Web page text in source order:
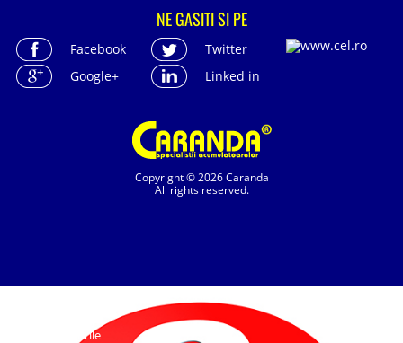
Copyright © 2026 Caranda
All rights reserved.
NE GASITI SI PE
Facebook
Twitter
Google+
Linked in
SC. CARANDA BATERII SRL. | SR EN ISO 9001:2015, SR EN ISO 14001:2015, SR
Cookie-urile